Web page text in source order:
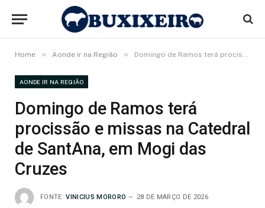
Home » Aonde ir na Região » Domingo de Ramos terá procissão e missas na Catedral de SantAna, em Mogi das Cruzes
AONDE IR NA REGIÃO
Domingo de Ramos terá
procissão e missas na Catedral
de SantAna, em Mogi das
Cruzes
FONTE: VINICIUS MORORO 28 DE MARÇO DE 2026